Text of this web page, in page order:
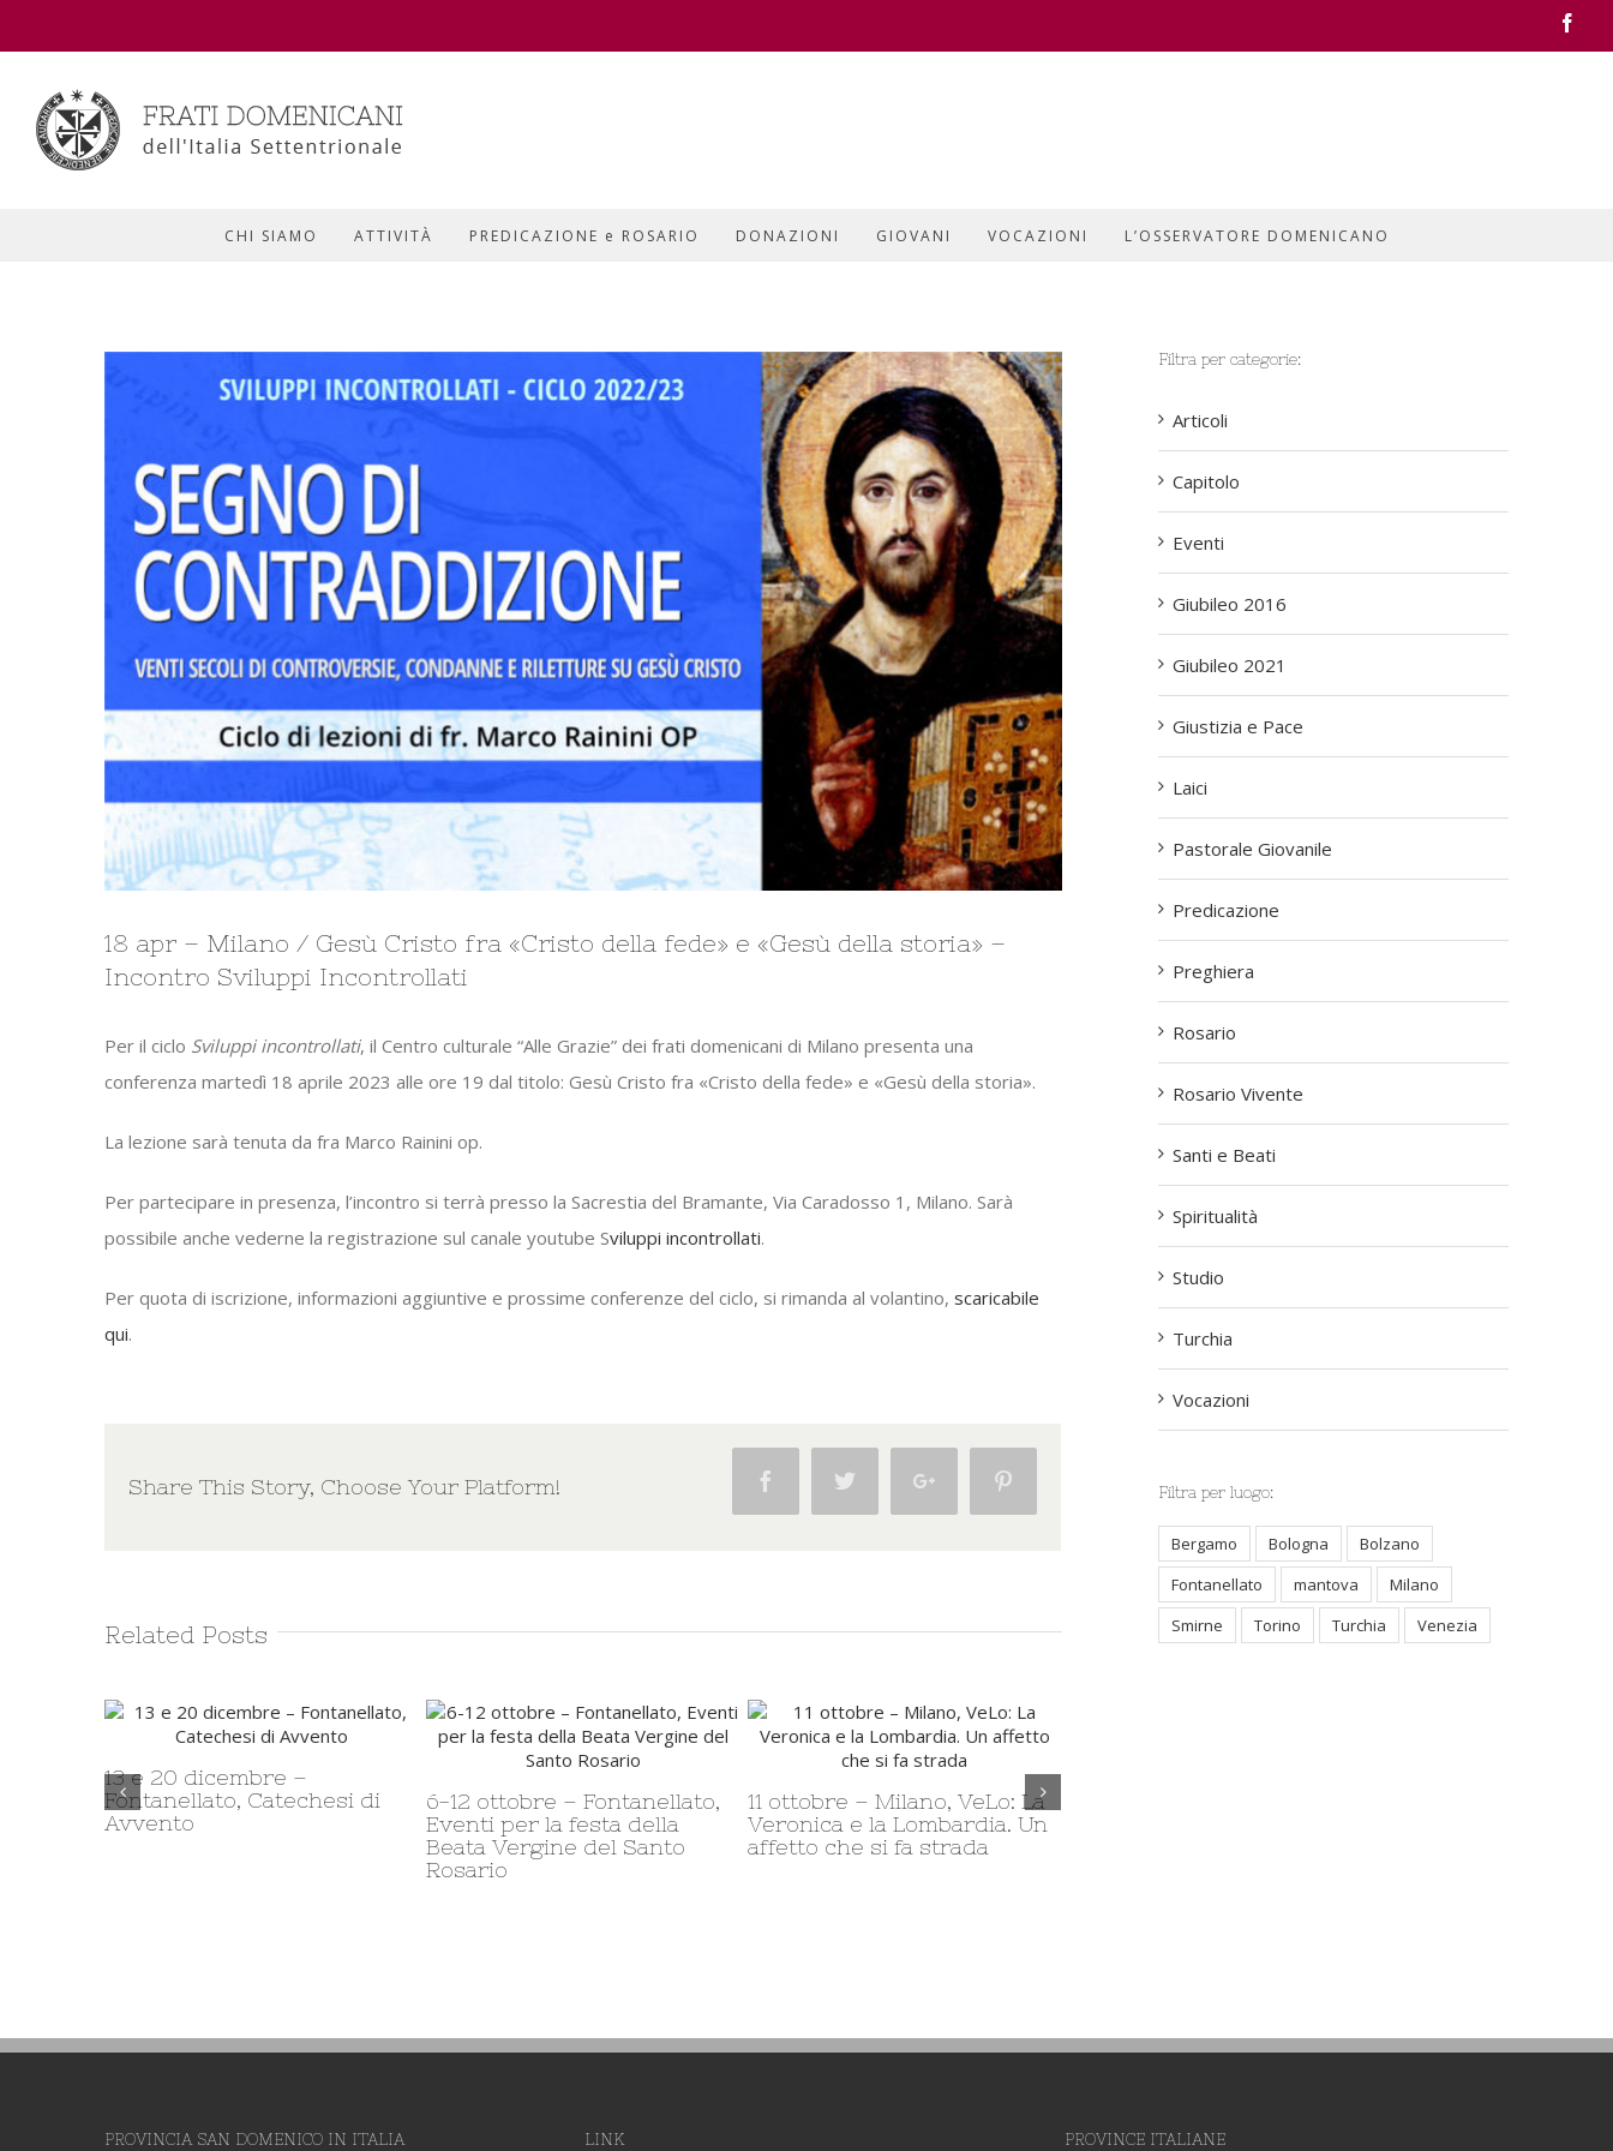
CHI SIAMO ATTIVITÀ PREDICAZIONE e ROSARIO DONAZIONI GIOVANI VOCAZIONI L’OSSERVATORE DOMENICANO
18 apr – Milano / Gesù Cristo fra «Cristo della fede» e «Gesù della storia» –
Incontro Sviluppi Incontrollati
Per il ciclo Sviluppi incontrollati, il Centro culturale “Alle Grazie” dei frati domenicani di Milano presenta una
conferenza martedì 18 aprile 2023 alle ore 19 dal titolo: Gesù Cristo fra «Cristo della fede» e «Gesù della storia».
La lezione sarà tenuta da fra Marco Rainini op.
Per partecipare in presenza, l’incontro si terrà presso la Sacrestia del Bramante, Via Caradosso 1, Milano. Sarà
possibile anche vederne la registrazione sul canale youtube Sviluppi incontrollati.
Per quota di iscrizione, informazioni aggiuntive e prossime conferenze del ciclo, si rimanda al volantino, scaricabile
qui.
Share This Story, Choose Your Platform! Facebook Twitter Google+
Related Posts
– Fontanellato,
la festa della
11 ottobre – Milano, VeLo: La
Veronica e la Lombardia. Un
affetto che si fa strada
Opmeetings
Da 9/06 a 13/07 – Varazze,
Mostra internazionale: I
miracoli eucaristici nel
Filtra per categorie:
Articoli
Capitolo
Eventi
Giubileo 2016
Giubileo 2021
Giustizia e Pace
Laici
Pastorale Giovanile
Predicazione
Preghiera
Rosario
Rosario Vivente
Santi e Beati
Spiritualità
Studio
Turchia
Vocazioni
Filtra per luogo:
Bergamo Bologna
Bolzano
Fontanellato
mantova
Milano
Smirne
Torino Turchia Venezia